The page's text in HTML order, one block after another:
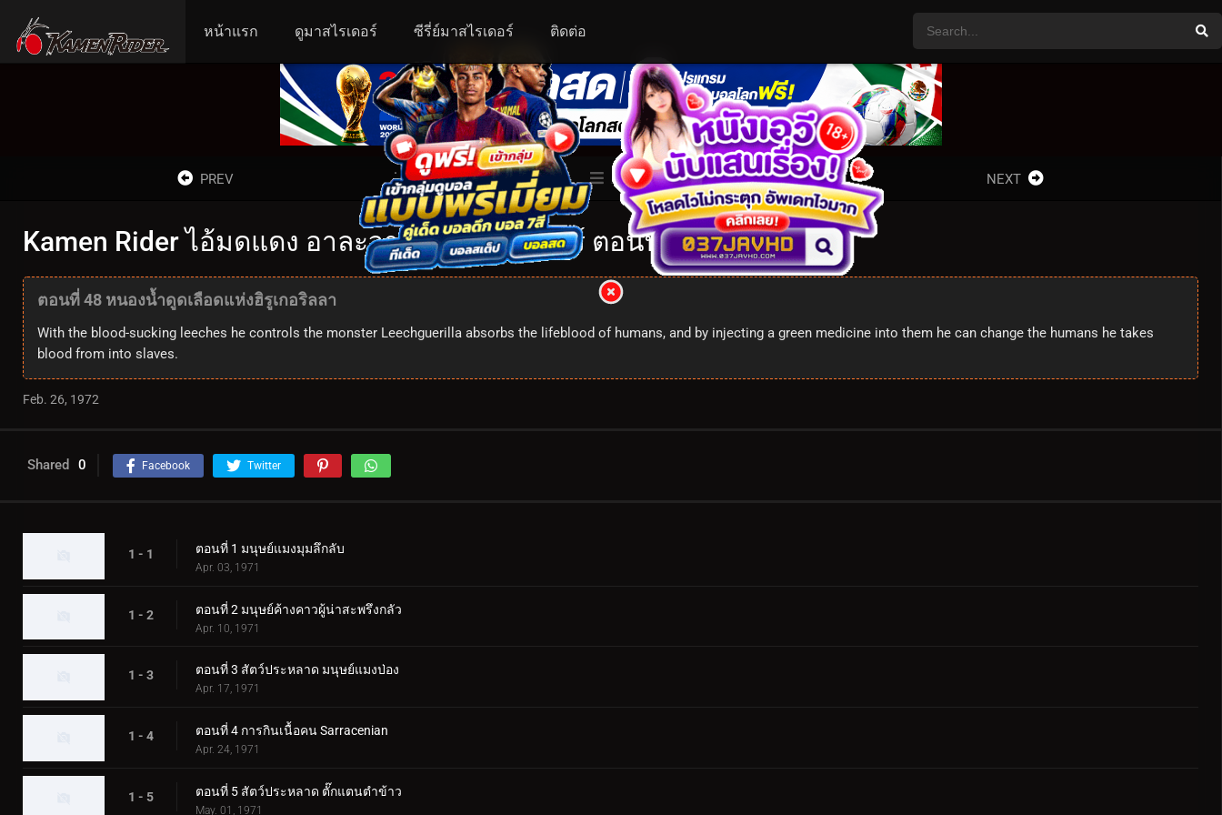
หน้าแรก ดูมาสไรเดอร์ ซีรี่ย์มาสไรเดอร์ ติดต่อ
PREV ALL NEXT
Kamen Rider ไอ้มดแดง อาละวาด ดับเบิ้ลไรเดอร์ ตอนที่ 48: 1x48
ตอนที่ 48 หนองน้ำดูดเลือดแห่งฮิรูเกอริลลา
With the blood-sucking leeches he controls the monster Leechguerilla absorbs the lifeblood of humans, and by injecting a green medicine into them he can change the humans he takes
blood from into slaves.
Feb. 26, 1972
Shared 0 Facebook Twitter
1 - 1 ตอนที่ 1 มนุษย์แมงมุมลึกลับ
Apr. 03, 1971
1 - 2 ตอนที่ 2 มนุษย์ค้างคาวผู้น่าสะพรึงกลัว
Apr. 10, 1971
1 - 3 ตอนที่ 3 สัตว์ประหลาด มนุษย์แมงป่อง
Apr. 17, 1971
1 - 4 ตอนที่ 4 การกินเนื้อคน Sarracenian
Apr. 24, 1971
1 - 5 ตอนที่ 5 สัตว์ประหลาด ตั๊กแตนตำข้าว
May. 01, 1971